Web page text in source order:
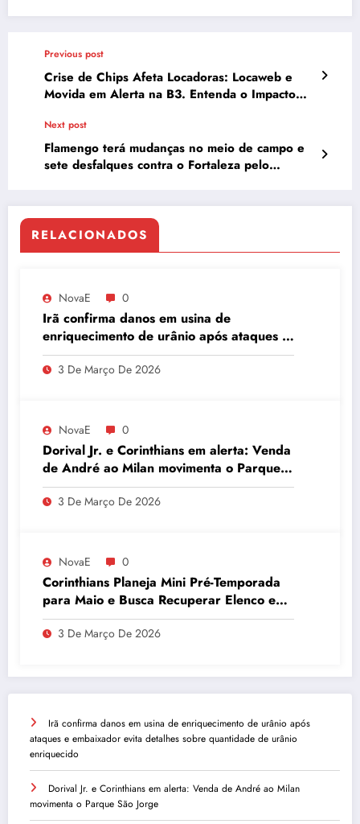
Previous post
Crise de Chips Afeta Locadoras: Locaweb e
Movida em Alerta na B3. Entenda o Impacto
Next post
Flamengo terá mudanças no meio de campo e
sete desfalques contra o Fortaleza pelo
RELACIONADOS
NovaE 0
Irã confirma danos em usina de
enriquecimento de urânio após ataques e
embaixador evita detalhes sobre
quantidade de urânio enriquecido
3 De Março De 2026
NovaE 0
Dorival Jr. e Corinthians em alerta: Venda
de André ao Milan movimenta o Parque
São Jorge
3 De Março De 2026
NovaE 0
Corinthians Planeja Mini Pré-Temporada
para Maio e Busca Recuperar Elenco e
Desempenho
3 De Março De 2026
Irã confirma danos em usina de enriquecimento de urânio após
ataques e embaixador evita detalhes sobre quantidade de urânio
enriquecido
Dorival Jr. e Corinthians em alerta: Venda de André ao Milan
movimenta o Parque São Jorge